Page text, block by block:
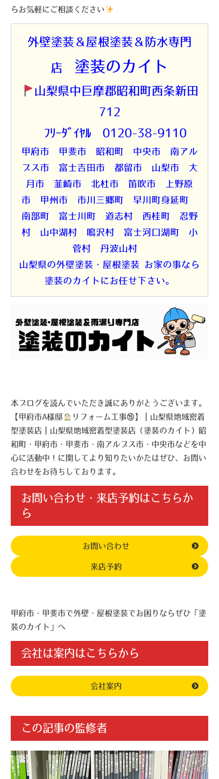
らお気軽にご相談ください
外壁塗装＆屋根塗装＆防水専門
店 塗装のカイト
山梨県中巨摩郡昭和町西条新田
712
☎ﾌﾘｰﾀﾞｲﾔﾙ 0120-38-9110
甲府市 甲斐市 昭和町 中央市 南アル
プス市 富士吉田市 都留市 山梨市 大
月市 韮崎市 北杜市 笛吹市 上野原
市 甲州市 市川三郷町 早川町身延町
南部町 富士川町 道志村 西桂町 忍野
村 山中湖村 鳴沢村 富士河口湖町 小
菅村 丹波山村
山梨県の外壁塗装・屋根塗装 お家の事なら
塗装のカイトにお任せ下さい。
本ブログを読んでいただき誠にありがとうございます。
【甲府市A様邸
リフォーム工事⑮】｜山梨県地域密着
型塗装店｜山梨県地域密着型塗装店（塗装のカイト）昭
和町・甲府市・甲斐市・南アルプス市・中央市などを中
心に活動中！に関してより知りたいかたはぜひ、お問い
合わせをお待ちしております。
お問い合わせ・来店予約はこちらか
ら
お問い合わせ
来店予約
甲府市・甲斐市で外壁・屋根塗装でお困りならぜひ「塗
装のカイト」へ
会社は案内はこちらから
会社案内
この記事の監修者